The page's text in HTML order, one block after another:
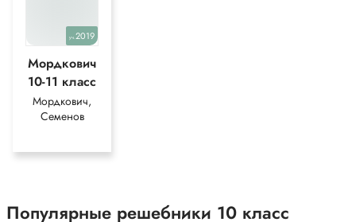
уч.2019
Мордкович
10-11 класс
Мордкович,
Семенов
Популярные решебники 10 класс